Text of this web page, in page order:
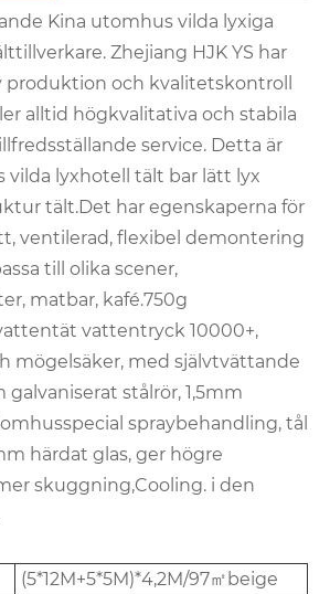
Kina utomhus vilda lyxiga
Zhejiang HJK YS har
produktion och kvalitetskontroll
alltid högkvalitativa och stabila
service. Detta är
lyxhotell tält bar lätt lyx
tält.Det har egenskaperna för
ventilerad, flexibel demontering
till olika scener,
matbar, kafé.750g
vattentryck 10000+,
mögelsäker, med självtvättande
stålrör, 1,5mm
spraybehandling, tål
härdat glas, ger högre
skuggning,Cooling. i den
(5*12M+5*5M)*4,2M/97㎡beige